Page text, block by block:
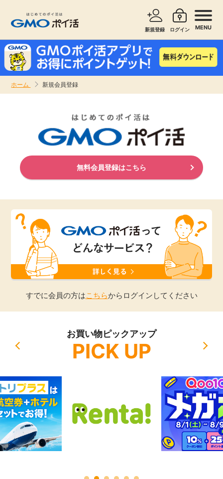
新規登録 ログイン MENU
ホーム 新規会員登録
お知らせ
無料
即日還元
アンケート
ゲーム
お友達紹介
カード比較
サービスで探す ショッピングで探す
無料サービス
エンタメ
暮らし
引っ越し
買取・査定
学び
美容・健康
銀行・金融・投資
家計の固定費
無料会員登録はこちら
すでに会員の方はこちらからログインしてください
お買い物ピックアップ
PICK UP